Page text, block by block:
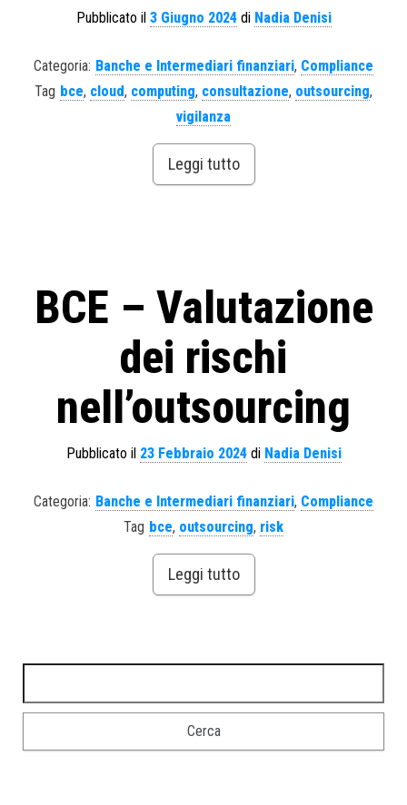
Pubblicato il 3 Giugno 2024di Nadia Denisi
Categoria: Banche e Intermediari finanziari, Compliance
Tag bce, cloud, computing, consultazione, outsourcing,
vigilanza
Leggi tutto
BCE – Valutazione
dei rischi
nell’outsourcing
Pubblicato il 23 Febbraio 2024di Nadia Denisi
Categoria: Banche e Intermediari finanziari, Compliance
Tag bce, outsourcing, risk
Leggi tutto